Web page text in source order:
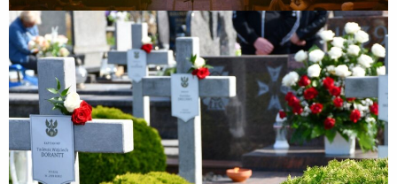
85. rocznica Obrony Zakroczymia